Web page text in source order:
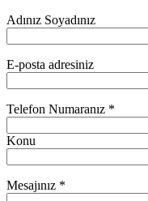
Adınız Soyadınız
E-posta adresiniz
Telefon Numaranız *
Konu
Mesajınız *